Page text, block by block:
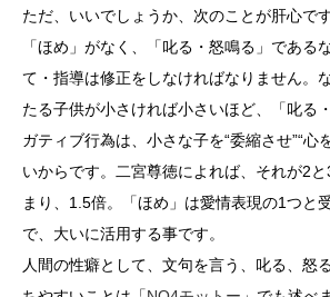
ただ、いいでしょうか、次のことが肝心です
「ほめ」がなく、「叱る・怒鳴る」である
て・指導は修正をしなければなりません。
たる子供が小さければ小さいほど、「叱る
ガティブ行為は、小さな子を“委縮させ”“心
いからです。二宮尊徳によれば、それが2
まり、1.5倍。「ほめ」は愛情表現の1つと
で、大いに活用する事です。
人間の性癖として、文句を言う、叱る、怒